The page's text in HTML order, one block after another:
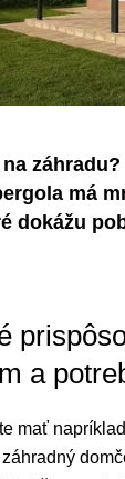
má
dokážu
a
mať